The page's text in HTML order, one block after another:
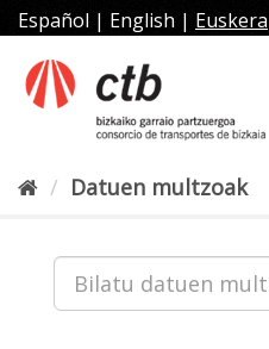
Joan
edukira
Español | English | Euskera
Datuen multzoak